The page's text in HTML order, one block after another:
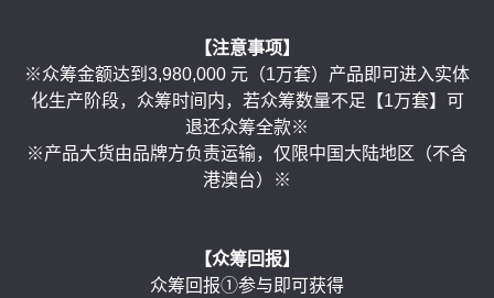
【注意事项】
※众筹金额达到3,980,000 元（1万套）产品即可进入实体
化生产阶段，众筹时间内，若众筹数量不足【1万套】可
退还众筹全款※
※产品大货由品牌方负责运输，仅限中国大陆地区（不含
港澳台）※
【众筹回报】
众筹回报①参与即可获得